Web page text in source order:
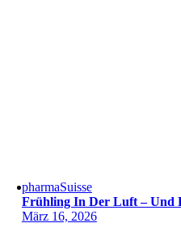
pharmaSuisse
Frühling In Der Luft – Und
März 16, 2026